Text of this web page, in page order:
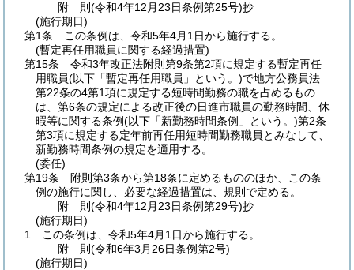
附 則(令和4年12月23日条例第25号)抄
(施行期日)
第1条
この条例は、令和5年4月1日から施行する。
(暫定再任用職員に関する経過措置)
第15条
令和3年改正法附則第9条第2項に規定する暫定再任
用職員(以下「暫定再任用職員」という。)で地方公務員法
第22条の4第1項に規定する短時間勤務の職を占めるもの
は、第6条の規定による改正後の日進市職員の勤務時間、休
暇等に関する条例(以下「新勤務時間条例」という。)第2条
第3項に規定する定年前再任用短時間勤務職員とみなして、
新勤務時間条例の規定を適用する。
(委任)
第19条
附則第3条から第18条に定めるもののほか、この条
例の施行に関し、必要な経過措置は、規則で定める。
附 則(令和4年12月23日条例第29号)抄
(施行期日)
1
この条例は、令和5年4月1日から施行する。
附 則(令和6年3月26日条例第2号)
(施行期日)